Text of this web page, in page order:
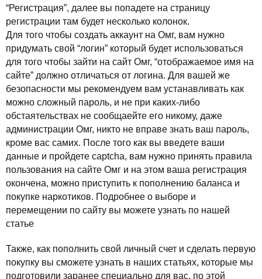
“Регистрация”, далее вы попадете на страницу
регистрации там будет несколько колонок.
Для того чтобы создать аккаунт на Омг, вам нужно
придумать свой “логин” который будет использоваться
для того чтобы зайти на сайт Омг, “отображаемое имя на
сайте” должно отличаться от логина. Для вашей же
безопасности мы рекомендуем вам устанавливать как
можно сложный пароль, и не при каких-либо
обстаятельствах не сообщаейте его никому, даже
администрации Омг, никто не вправе знать ваш пароль,
кроме вас самих. После того как вы введете ваши
данные и пройдете captcha, вам нужно принять правила
пользования на сайте Омг и на этом ваша регистрация
окончена, можно приступить к пополнению баланса и
покупке наркотиков. Подробнее о выборе и
перемещении по сайту вы можете узнать по нашей
статье
Также, как пополнить свой личный счет и сделать первую
покупку вы сможете узнать в наших статьях, которые мы
подготовили заранее специально для вас, по этой